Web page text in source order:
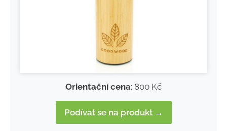
Orientační cena: 800 Kč
Podívat se na produkt →